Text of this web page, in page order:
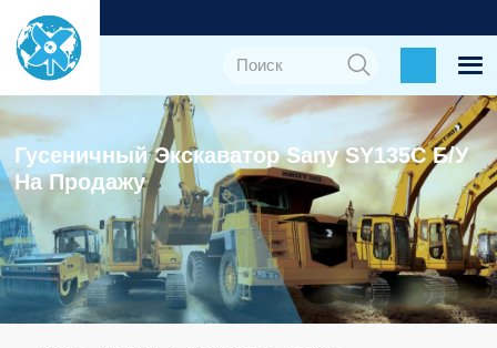
Гусеничный Экскаватор Sany SY135C Б/у
На Продажу